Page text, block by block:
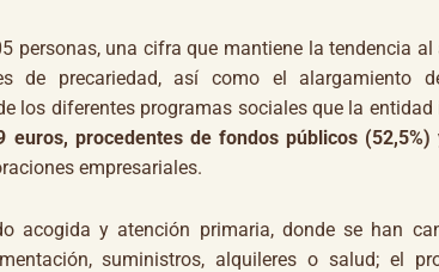
una cifra que mantiene la tendencia al
de precariedad, así como el alargamiento
los diferentes programas sociales que la
euros, procedentes de fondos públicos (52,5%)
empresariales.
y atención primaria, donde se han
suministros, alquileres o salud; el